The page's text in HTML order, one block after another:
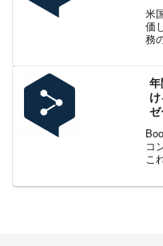
米
価
務
施
コ
こ
相